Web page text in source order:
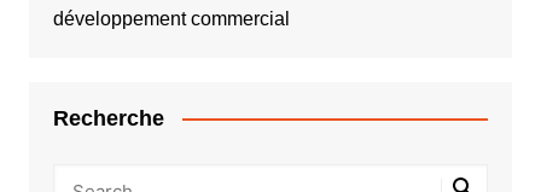
développement commercial
Recherche